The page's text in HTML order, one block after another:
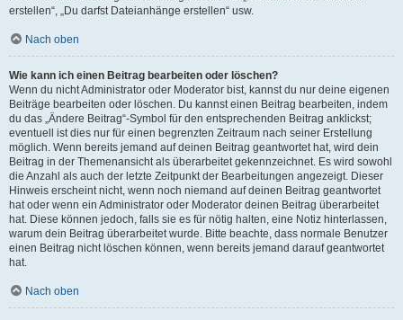
erstellen“, „Du darfst Dateianhänge erstellen“ usw.
Nach oben
Wie kann ich einen Beitrag bearbeiten oder löschen?
Wenn du nicht Administrator oder Moderator bist, kannst du nur deine eigenen
Beiträge bearbeiten oder löschen. Du kannst einen Beitrag bearbeiten, indem
du das „Ändere Beitrag“-Symbol für den entsprechenden Beitrag anklickst;
eventuell ist dies nur für einen begrenzten Zeitraum nach seiner Erstellung
möglich. Wenn bereits jemand auf deinen Beitrag geantwortet hat, wird dein
Beitrag in der Themenansicht als überarbeitet gekennzeichnet. Es wird sowohl
die Anzahl als auch der letzte Zeitpunkt der Bearbeitungen angezeigt. Dieser
Hinweis erscheint nicht, wenn noch niemand auf deinen Beitrag geantwortet
hat oder wenn ein Administrator oder Moderator deinen Beitrag überarbeitet
hat. Diese können jedoch, falls sie es für nötig halten, eine Notiz hinterlassen,
warum dein Beitrag überarbeitet wurde. Bitte beachte, dass normale Benutzer
einen Beitrag nicht löschen können, wenn bereits jemand darauf geantwortet
hat.
Nach oben